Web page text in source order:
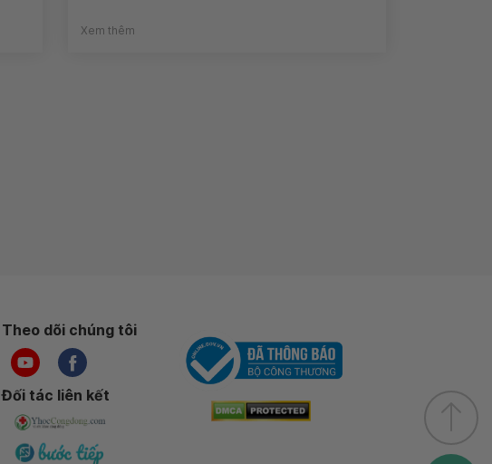
Xem thêm
Theo dõi chúng tôi
Đối tác liên kết